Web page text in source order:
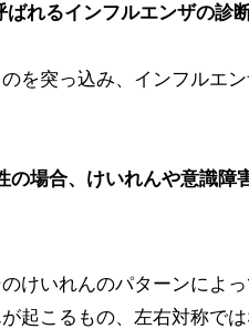
れるインフルエンザの診
を突っ込み、インフルエ
場合、けいれんや意識障
けいれんのパターンによ
起こるもの、左右対称で